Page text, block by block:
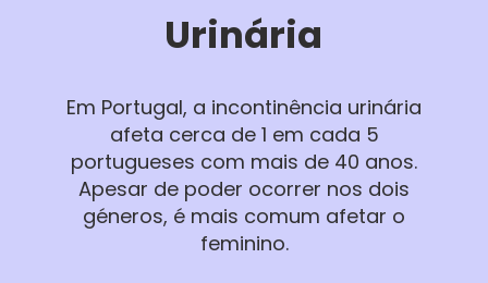
Urinária
Em Portugal, a incontinência urinária
afeta cerca de 1 em cada 5
portugueses com mais de 40 anos.
Apesar de poder ocorrer nos dois
géneros, é mais comum afetar o
feminino.